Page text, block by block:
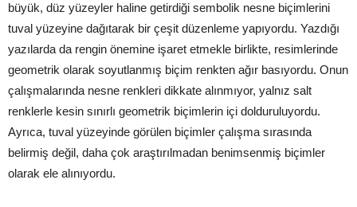
büyük, düz yüzeyler haline getirdiği sembolik nesne biçimlerini
tuval yüzeyine dağıtarak bir çeşit düzenleme yapıyordu. Yazdığı
yazılarda da rengin önemine işaret etmekle birlikte, resimlerinde
geometrik olarak soyutlanmış biçim renkten ağır basıyordu. Onun
çalışmalarında nesne renkleri dikkate alınmıyor, yalnız salt
renklerle kesin sınırlı geometrik biçimlerin içi dolduruluyordu.
Ayrıca, tuval yüzeyinde görülen biçimler çalışma sırasında
belirmiş değil, daha çok araştırılmadan benimsenmiş biçimler
olarak ele alınıyordu.